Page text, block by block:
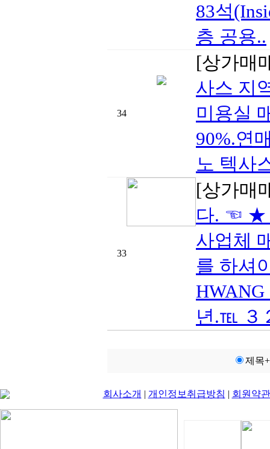
83석
층 공용..
34
[상가매
사스 지
미용실
90%.연
노 텍사
33
[상가매
다. ☜
사업체
를 하셔
년.℡ ３
제목
회사소개 | 개인정보취급방침 | 회원약관